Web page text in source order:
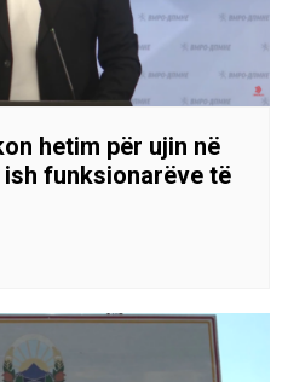
hetim për ujin në
funksionarëve të